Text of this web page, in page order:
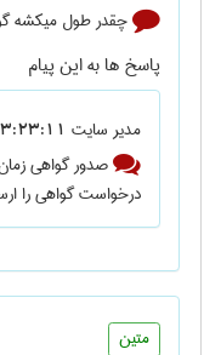
چقدر طول میکشه
پاسخ ها به این پیام
مدیر سایت 1400/06/20
صدور گواهی
درخواست گواهی را
متین